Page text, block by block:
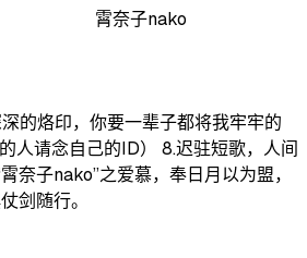
霄奈子nako
的烙印，你要一辈子都将我牢牢的
人请念自己的ID） 8.迟驻短歌，人间
奈子nako”之爱慕，奉日月以为盟，
剑随行。